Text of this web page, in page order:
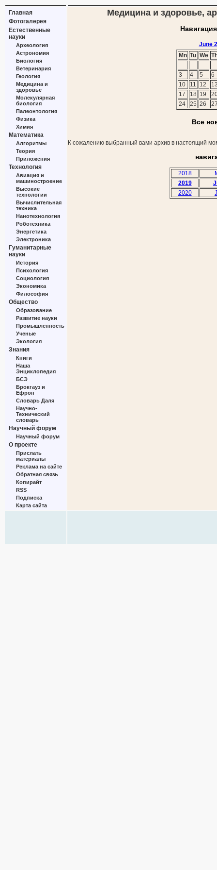
Главная
Фотогалерея
Естественные
науки
Археология
Астрономия
Биология
Ветеринария
Геология
Медицина и
здоровье
Молекулярная
биология
Палеонтология
Физика
Химия
Математика
Алгоритмы
Теория
Приложения
Технология
Авиация и
машиностроение
Высокие
технологии
Вычислительная
техника
Нанотехнология
Роботехника
Энергетика
Электроника
Гуманитарные
науки
История
Психология
Социология
Экономика
Философия
Общество
Образование
Развитие науки
Промышленность
Ученые
Экология
Знания
Книги
Наша
Энциклопедия
БСЭ
Брокгауз и
Ефрон
Словарь Даля
Научно-
Технический
словарь
Научный форум
Научный форум
О проекте
Прислать
материалы
Реклама на сайте
Обратная связь
Копирайт
RSS
Подписка
Карта сайта
Медицина и здоровье,
June
Mn Tu We
3 4 5
6
10
11 12
17
18 19
24
25 26
Все
К сожалению выбранный вами архив в настоящий
2018
2019
2020